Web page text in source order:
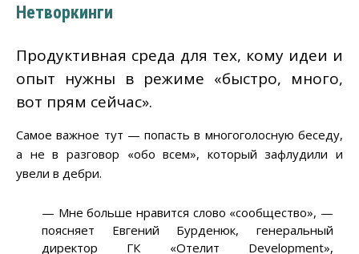
Нетворкинги
Продуктивная среда для тех, кому идеи и
опыт нужны в режиме «быстро, много,
вот прям сейчас».
Самое важное тут — попасть в многоголосную беседу,
а не в разговор «обо всем», который зафлудили и
увели в дебри.
— Мне больше нравится слово «сообщество», —
поясняет Евгений Бурденюк, генеральный
директор ГК «Отелит Development»,